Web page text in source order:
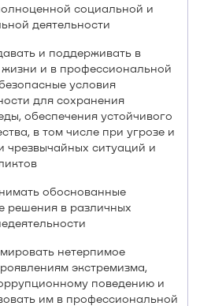
социальной и
деятельности
и поддерживать в
и в профессиональной
условия
для сохранения
обеспечения устойчивого
в том числе при угрозе и
чрезвычайных ситуаций и
обоснованные
решения в различных
нетерпимое
экстремизма,
поведению и
им в профессиональной